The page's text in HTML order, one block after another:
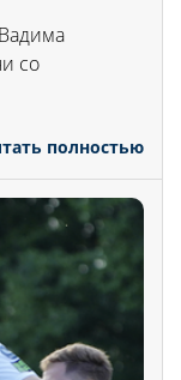
со
полностью